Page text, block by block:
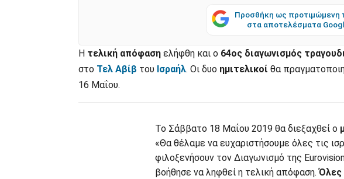
Προσθήκη ως προτιμώμενη
στα αποτελέσματα
Η τελική απόφαση ελήφθη και ο 64ος διαγωνισμός
στο Τελ Αβίβ του Ισραήλ. Οι δυο ημιτελικοί θα
16 Μαΐου.
Το Σάββατο 18 Μαΐου 2019 θα διεξαχθεί ο
«Θα θέλαμε να ευχαριστήσουμε όλες τις
φιλοξενήσουν τον Διαγωνισμό της
βοήθησε να ληφθεί η τελική απόφαση.Όλες